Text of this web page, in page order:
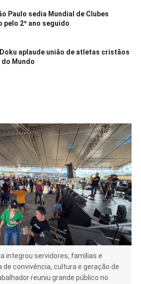
Paulo sedia Mundial de Clubes
pelo 2º ano seguido
aplaude união de atletas cristãos
do Mundo
integrou servidores, famílias e
convivência, cultura e geração de
reuniu grande público no